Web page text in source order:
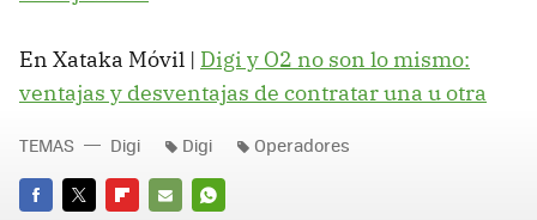
En Xataka Móvil | Digi y O2 no son lo mismo:
ventajas y desventajas de contratar una u otra
TEMAS Digi Digi Operadores